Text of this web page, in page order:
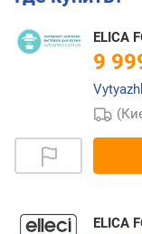
ELICA
9
ELICA